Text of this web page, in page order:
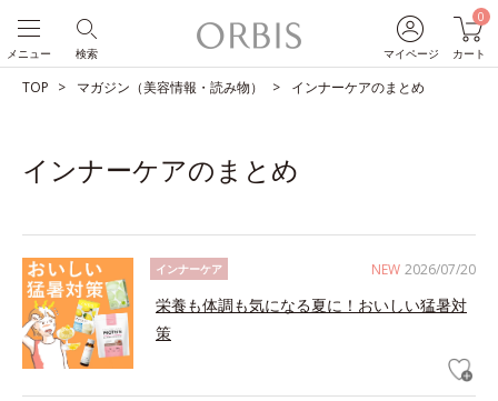
マイページ
0
カート
検索
メニュー
TOP マガジン（美容情報・読み物） インナーケアのまとめ
インナーケアのまとめ
NEW 2026/07/20
インナーケア
栄養も体調も気になる夏に！おいしい猛暑対
策